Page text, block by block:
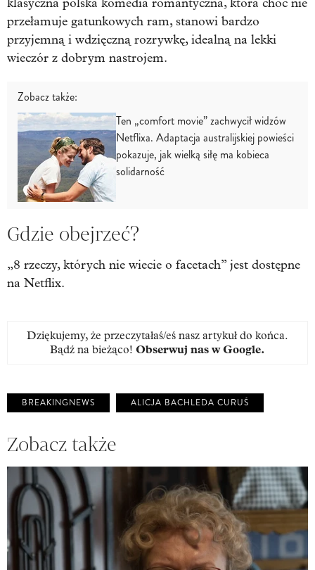
przełamuje gatunkowych ram, stanowi bardzo
przyjemną i wdzięczną rozrywkę, idealną na lekki
wieczór z dobrym nastrojem.
Zobacz także:
Ten „comfort movie” zachwycił widzów
Netflixa. Adaptacja australijskiej powieści
pokazuje, jak wielką siłę ma kobieca
solidarność
Gdzie obejrzeć?
„8 rzeczy, których nie wiecie o facetach” jest dostępne
na Netflix.
Dziękujemy, że przeczytałaś/eś nasz artykuł do końca.
Bądź na bieżąco! Obserwuj nas w Google.
BREAKINGNEWS ALICJA BACHLEDA CURUŚ
Zobacz także